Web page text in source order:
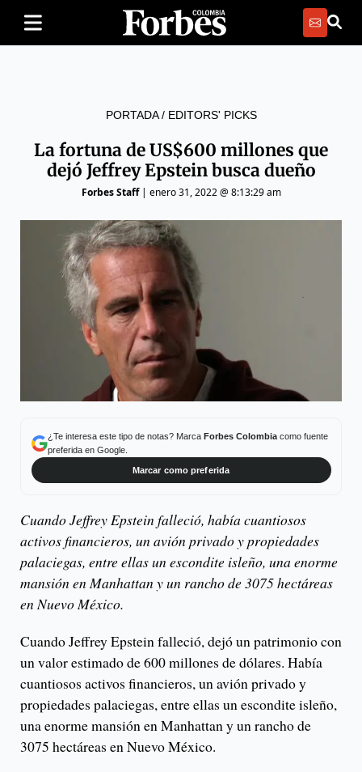
PORTADA/ EDITORS' PICKS
La fortuna de US$600 millones que
dejó Jeffrey Epstein busca dueño
Forbes Staff| enero 31, 2022 @ 8:13:29 am
¿Te interesa este tipo de notas? Marca Forbes Colombiacomo fuente
preferida en Google.
Marcar como preferida
Cuando Jeffrey Epstein falleció, había cuantiosos
activos financieros, un avión privado y propiedades
palaciegas, entre ellas un escondite isleño, una enorme
mansión en Manhattan y un rancho de 3075 hectáreas
en Nuevo México.
Cuando Jeffrey Epstein falleció, dejó un patrimonio con
un valor estimado de 600 millones de dólares. Había
cuantiosos activos financieros, un avión privado y
propiedades palaciegas, entre ellas un escondite isleño,
una enorme mansión en Manhattan y un rancho de
3075 hectáreas en Nuevo México.